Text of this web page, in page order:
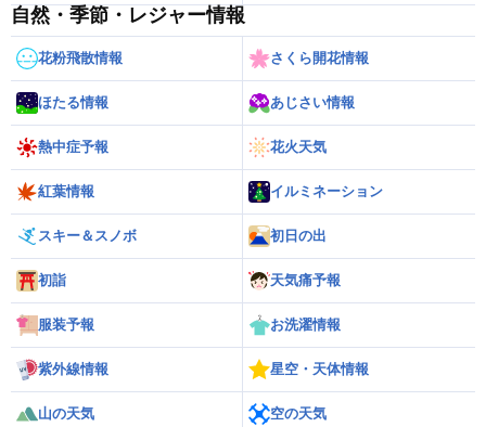
自然・季節・レジャー情報
花粉飛散情報 さくら開花情報
ほたる情報 あじさい情報
熱中症予報 花火天気
紅葉情報 イルミネーション
スキー＆スノボ 初日の出
初詣 天気痛予報
服装予報 お洗濯情報
紫外線情報 星空・天体情報
山の天気 空の天気